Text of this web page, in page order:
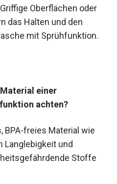
Oberflächen oder
das Halten und den
mit Sprühfunktion.
einer
achten?
BPA-freies Material wie
Langlebigkeit und
Stoffe